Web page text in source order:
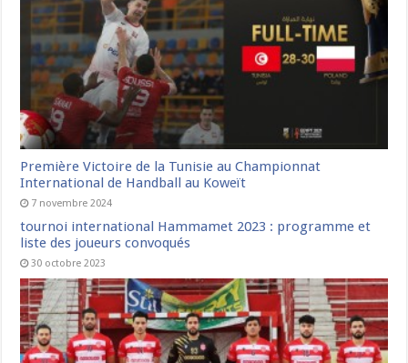
Première Victoire de la Tunisie au Championnat
International de Handball au Koweït
7 novembre 2024
tournoi international Hammamet 2023 : programme et
liste des joueurs convoqués
30 octobre 2023